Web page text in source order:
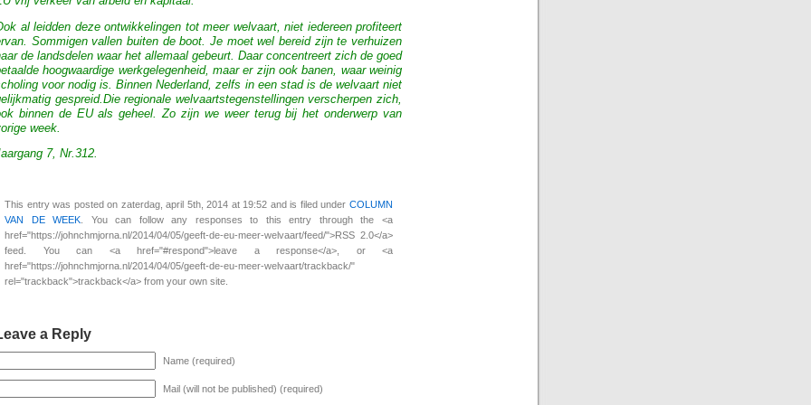
al leidden deze ontwikkelingen tot meer welvaart, niet iedereen profiteert
Sommigen vallen buiten de boot. Je moet wel bereid zijn te verhuizen
de landsdelen waar het allemaal gebeurt. Daar concentreert zich de goed
hoogwaardige werkgelegenheid, maar er zijn ook banen, waar weinig
voor nodig is. Binnen Nederland, zelfs in een stad is de welvaart niet
gespreid.Die regionale welvaartstegenstellingen verscherpen zich,
binnen de EU als geheel. Zo zijn we weer terug bij het onderwerp van
week.
7, Nr.312.
This entry was posted on zaterdag, april 5th, 2014 at 19:52 and is filed under COLUMN
VAN DE WEEK . You can follow any responses to this entry through the <a
href="https://johnchmjorna.nl/2014/04/05/geeft-de-eu-meer-welvaart/feed/">RSS 2.0</a>
feed. You can <a href="#respond">leave a response</a>, or <a
href="https://johnchmjorna.nl/2014/04/05/geeft-de-eu-meer-welvaart/trackback/"
rel="trackback">trackback</a> from your own site.
a Reply
Name (required)
Mail (will not be published) (required)